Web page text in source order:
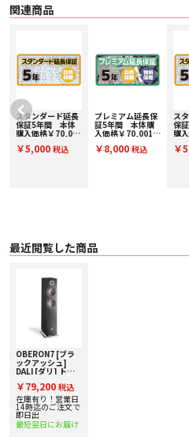
〇 位置決めが簡単
ドライバーの広い分散パターンにより、
丸みを帯びたエッジとグリル生地は、フ
状のアルミニウムベースによって強化さ
加します。
〇 ウッドファイバーコーン
強化ウッドファイバーコーンの剛性、軽
テールを再現します。
〇 特許取得済みのSMC
ウーファーマグネットの鉄製のポールピ
ンジと多くのディテールを実現します
角度で聴いている場合でも、十分に統合
散パターンの追加の利点は、周波数歪み
れていない理由でもあります。
新しいウッドファイバーコーン
新しい木質繊維構造で最適化
新しい木質繊維構造のコーンで最適化さ
備えています。木質繊維で強化された細
ウーファーは、剛性がありながら軽量な
ウンドとスパイダーサスペンションと組
ーは信号の最も微細なディテールをフィ
す。
歪みの低減
DALIの特許取得済みのSMC(軟磁性化合物)
OBERON 7にSMC(軟磁性化合物)を使用
関連商品
スタンダード延長
保証5年間 本体
購入価格￥70,001
込) SE80000
￥5,000 税込
プレミアム延長保
証5年間 本体購
入価格￥70,001～
PE80000
￥8,000 税込
ス
保
購
込)
￥
最近閲覧した商品
OBERON7 [ブラ
ックアッシュ]
DALI [ダリ] トー
ー [1台] 下取り査
定額20%アップ実
施中！
￥79,200 税込
在庫有り！営業日
14時迄のご注文で
即日出
最短翌日にお届け